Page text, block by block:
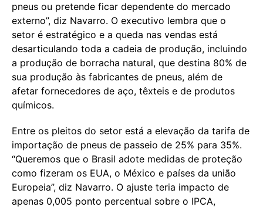
pneus ou pretende ficar dependente do mercado
externo”, diz Navarro. O executivo lembra que o
setor é estratégico e a queda nas vendas está
desarticulando toda a cadeia de produção, incluindo
a produção de borracha natural, que destina 80% de
sua produção às fabricantes de pneus, além de
afetar fornecedores de aço, têxteis e de produtos
químicos.
Entre os pleitos do setor está a elevação da tarifa de
importação de pneus de passeio de 25% para 35%.
“Queremos que o Brasil adote medidas de proteção
como fizeram os EUA, o México e países da união
Europeia”, diz Navarro. O ajuste teria impacto de
apenas 0,005 ponto percentual sobre o IPCA,